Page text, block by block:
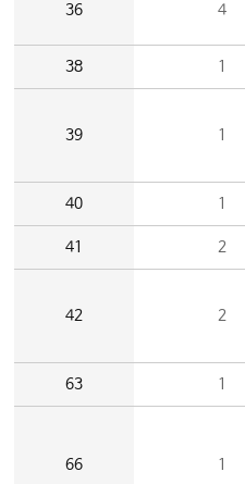
36 4
38 1
39 1
40 1
41 2
42 2
63 1
66 1